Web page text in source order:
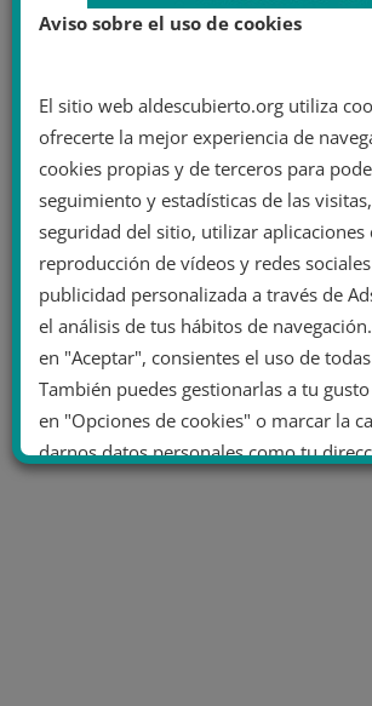
Aviso sobre el uso de cookies
El sitio web aldescubierto.org utiliza
ofrecerte la mejor experiencia de
cookies propias y de terceros para
seguimiento y estadísticas de las
seguridad del sitio, utilizar aplicaciones
reproducción de vídeos y redes
publicidad personalizada a través de
el análisis de tus hábitos de
en "Aceptar", consientes el uso de
También puedes gestionarlas a tu
en "Opciones de cookies" o marcar la
darnos datos personales como tu